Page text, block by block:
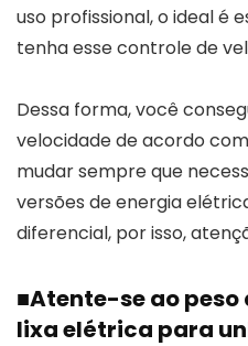
uso profissional, o ideal é
tenha esse controle de
Dessa forma, você
velocidade de acordo
mudar sempre que
versões de energia
diferencial, por isso,
■Atente-se ao peso
lixa elétrica para